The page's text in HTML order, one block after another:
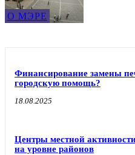
О МЭРЕ
Финансирование замены
городскую помощь?
18.08.2025
Центры местной
на уровне районов